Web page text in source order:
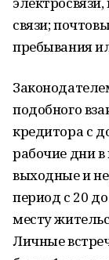
связи;
пребывания
подобного
кредитора с
рабочие дни в
выходные и
период с 20
месту
Личные